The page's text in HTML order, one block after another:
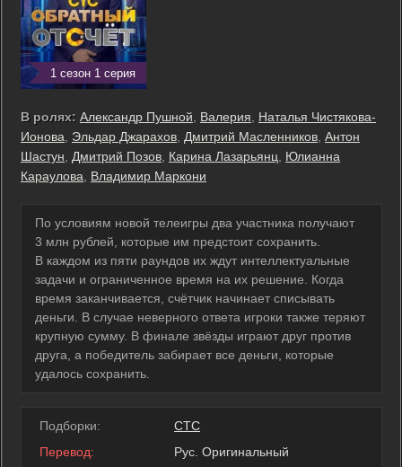
1 сезон 1 серия
В ролях: Александр Пушной Валерия
Наталья Чистякова-
Ионова
Эльдар Джарахов Дмитрий Масленников Антон
Шастун
Дмитрий Позов Карина Лазарьянц
Юлианна
Караулова
Владимир Маркони
По условиям новой телеигры два участника получают
3 млн рублей, которые им предстоит сохранить.
В каждом из пяти раундов их ждут интеллектуальные
задачи и ограниченное время на их решение. Когда
время заканчивается, счётчик начинает списывать
деньги. В случае неверного ответа игроки также теряют
крупную сумму. В финале звёзды играют друг против
друга, а победитель забирает все деньги, которые
удалось сохранить.
Подборки:
СТС
Перевод:
Рус. Оригинальный